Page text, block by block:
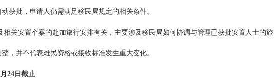
获批，申请人仍需满足移民局规定的相关条件。
相关安置个案的赴加旅行安排有关，主要涉及移民局如何协调与管理已获批安置人士的
，并不代表难民资格或接收标准发生重大变化。
24日截止